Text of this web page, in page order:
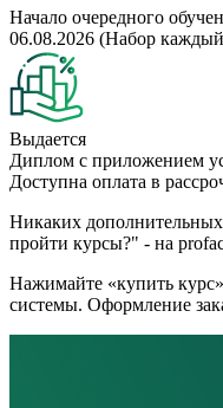
Начало очередного
06.08.2026 (Набор
Выдается
Диплом с приложением
Доступна оплата в
Никаких дополнительных
пройти курсы?" - на
Нажимайте «купить
системы. Оформление